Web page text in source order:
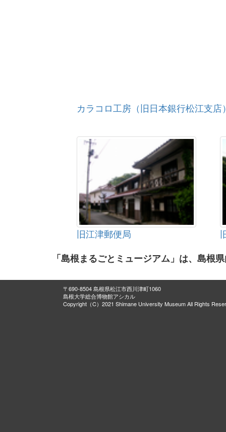
カラコロ工房（旧日本銀行松江支店
旧江津郵便局
「島根まるごとミュージアム」は、島根
〒690-8504 島根県松江市西川津町1060
島根大学総合博物館アシカル
Copyright（C）2021 Shimane University Museum All Rights